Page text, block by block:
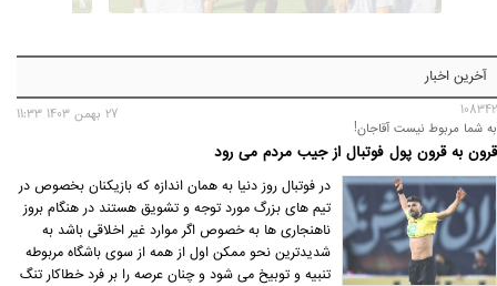
آخرین اخبار
108342
به شما مربوط نیست آقاجان!
قرون به قرون پول فوتبال از جیب مردم می رود
27 بهمن 1403 11:33
در فوتبال روز دنیا به همان اندازه که بازیکنان بخصوص در
تیم های بزرگ مورد توجه و تشویق هستند در هنگام بروز
ناهنجاری ها به خصوص اگر موارد غیر اخلاقی باشد به
شدیدترین نحو ممکن اول از همه از سوی باشگاه مربوطه
تنبیه و توبیخ می شود و چنان عرصه را بر فرد خطاکار تنگ